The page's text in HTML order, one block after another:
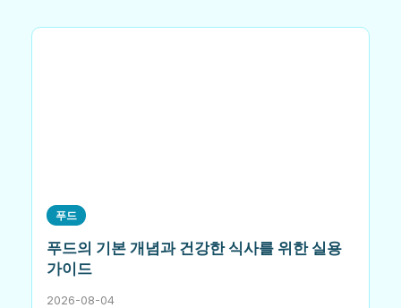
푸드
푸드의 기본 개념과 건강한 식사를 위한 실용
가이드
2026-08-04